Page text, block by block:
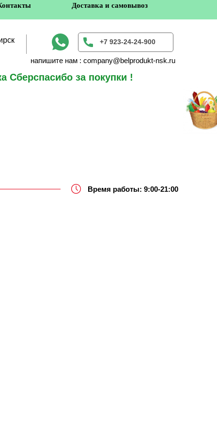
Доставка и самовывоз
+7 923-24-24-900
Сберспасибо за покупки !
напишите нам : company@belprodukt-nsk.ru
Время работы: 9:00-21:00